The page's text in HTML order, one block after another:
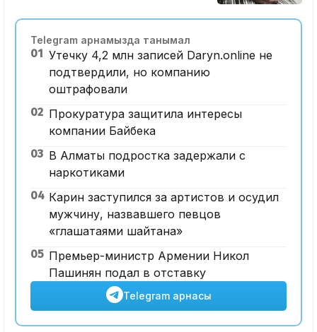
Telegram арнамызда танымал
01 Утечку 4,2 млн записей Daryn.online не
подтвердили, но компанию
оштрафовали
02 Прокуратура защитила интересы
компании Байбека
03 В Алматы подростка задержали с
наркотиками
04 Карин заступился за артистов и осудил
мужчину, назвавшего певцов
«глашатаями шайтана»
05 Премьер-министр Армении Никол
Пашинян подал в отставку
Telegram арнасы